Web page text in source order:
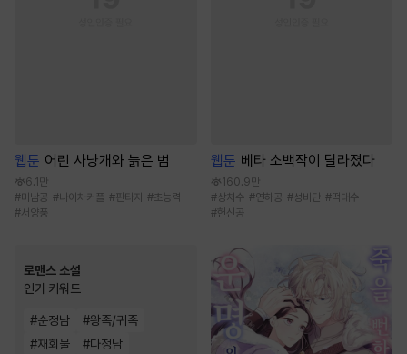
웹툰 어린 사냥개와 늙은 범
6.1만
#미남공 #나이차커플 #판타지 #초능력
#서양풍
로맨스 소설
인기 키워드
#순정남 #왕족/귀족
#재회물 #다정남
웹툰 베타 소백작이 달라졌다
160.9만
#상처수 #연하공 #성비단 #떡대수
#헌신공